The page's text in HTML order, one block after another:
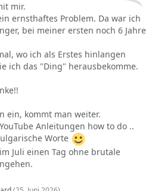
mir.
ernsthaftes Problem. Da war ich
bei meiner ersten noch 6 Jahre
wo ich als Erstes hinlangen
ich das "Ding" herausbekomme.
ein, kommt man weiter.
Anleitungen how to do ..
Worte
Juli einen Tag ohne brutale